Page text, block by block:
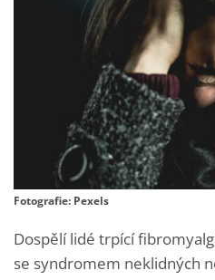
Fotografie: Pexels
Dospělí lidé trpící
se syndromem neklidných